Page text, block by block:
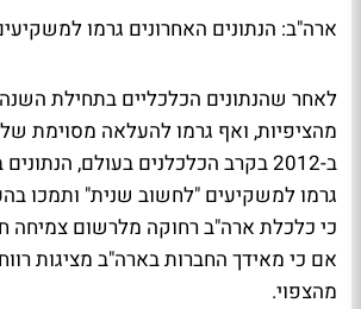
ארה"ב: הנתונים האחרונים גרמו
לאחר שהנתונים הכלכליים בתחילת השנה
מהציפיות, ואף גרמו להעלאה מסוימת
ב-2012 בקרב הכלכלנים בעולם,
גרמו למשקיעים "לחשוב שנית" ותמכו
כי כלכלת ארה"ב רחוקה מלרשום
אם כי מאידך החברות בארה"ב מציגות
מהצפוי.